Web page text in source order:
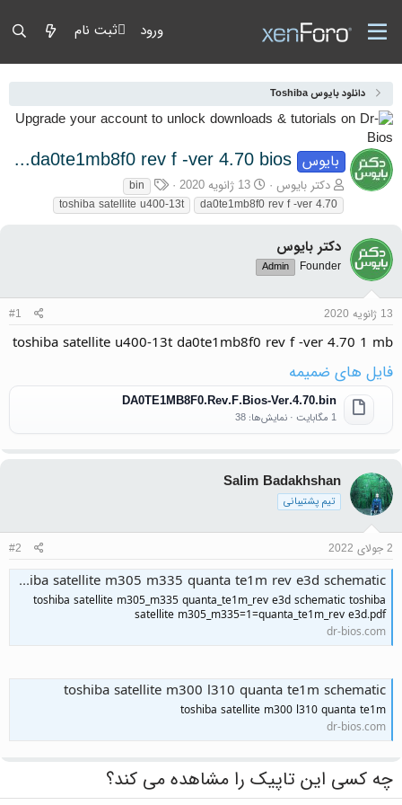
ورود ثبت نام
دانلود بایوس Toshiba
بایوس toshiba satellite u400-13t da0te1mb8f0 rev f -ver 4.70 bios
آغازگر گفتمان
دکتر بایوس تاریخ شروع
13 ژانویه 2020 برچسب‌ها
bin
da0te1mb8f0 rev f -ver 4.70
toshiba satellite u400-13t
دکتر بایوس
Founder
Admin
13 ژانویه 2020 #1
toshiba satellite u400-13t da0te1mb8f0 rev f -ver 4.70 1 mb
فایل های ضمیمه
DA0TE1MB8F0.Rev.F.Bios-Ver.4.70.bin
1 مگابایت · نمایش‌ها: 38
Salim Badakhshan
تیم پشتیبانی
2 جولای 2022 #2
toshiba satellite m305 m335 quanta te1m rev e3d schematic
toshiba satellite m305_m335 quanta_te1m_rev e3d schematic toshiba
satellite m305_m335=1=quanta_te1m_rev e3d.pdf
dr-bios.com
toshiba satellite m300 l310 quanta te1m schematic
toshiba satellite m300 l310 quanta te1m
dr-bios.com
چه کسی این تاپیک را مشاهده می کند؟